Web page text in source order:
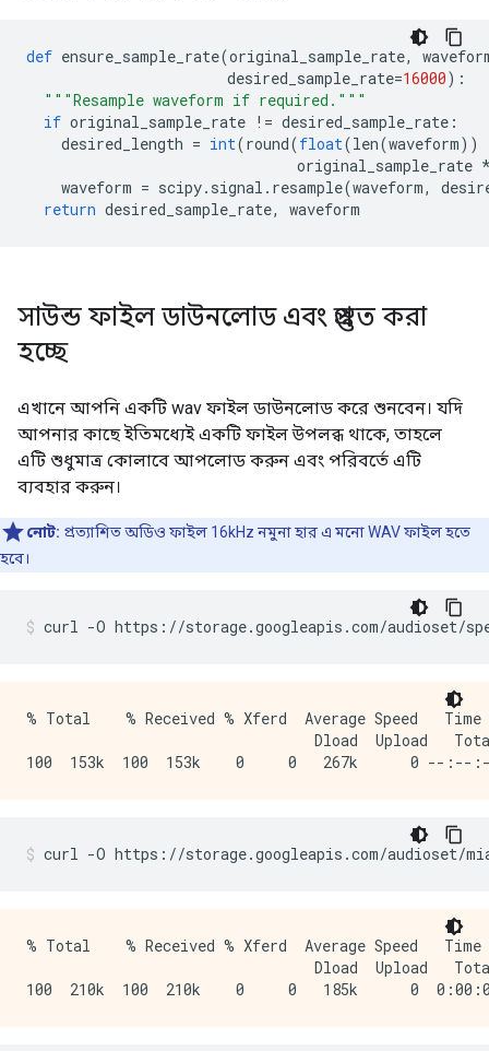
def ensure_sample_rate(original_sample_rate,
desired_sample_rate=16000):
"""Resample waveform if required."""
if original_sample_rate != desired_sample_rate :
desired_length = int(round(float(len(waveform))
original_sample_rate
waveform = scipy. signal . resample(waveform,
return desired_sample_rate, waveform
সাউন্ড ফাইল ডাউনলোড এবং প্রস্তুত করা
হচ্ছে
এখানে আপনি একটি wav ফাইল ডাউনলোড করে শুনবেন। যদি
আপনার কাছে ইতিমধ্যেই একটি ফাইল উপলব্ধ থাকে, তাহলে
এটি শুধুমাত্র কোলাবে আপলোড করুন এবং পরিবর্তে এটি
ব্যবহার করুন।
নোট: প্রত্যাশিত অডিও ফাইল 16kHz নমুনা হার এ মনো WAV ফাইল হতে
হবে।
curl -O https ://storage.googleapis .com/audioset/
% Total    % Received % Xferd  Average Speed
Dload  Upload
curl -O https ://storage.googleapis .com/audioset/
% Total    % Received % Xferd  Average Speed
Dload  Upload